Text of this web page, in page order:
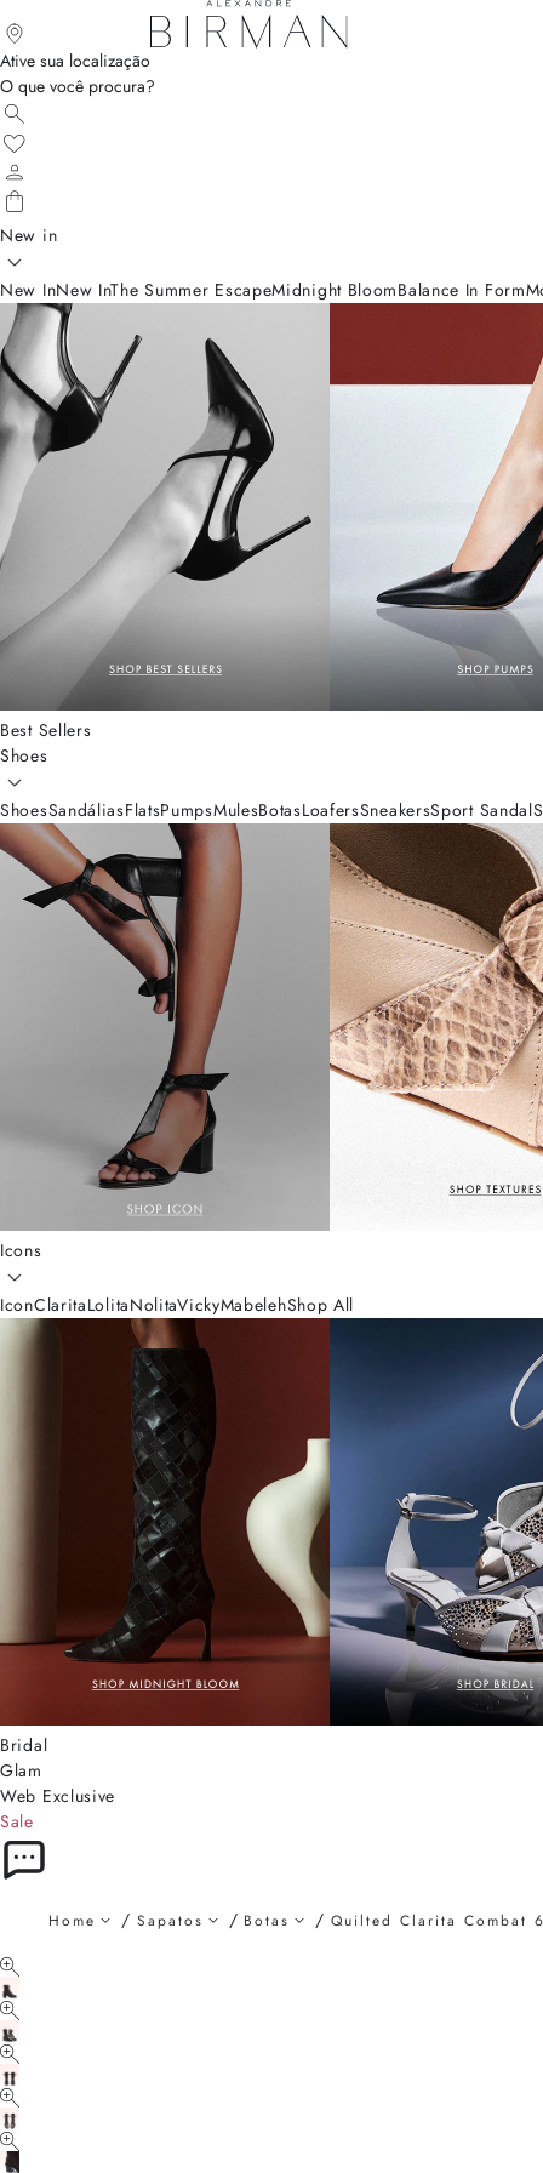
Ative sua localização
O que você procura?
New in
New InNew InThe Summer EscapeMidnight BloomBalance In Form
Best Sellers
Shoes
ShoesSandáliasFlatsPumpsMulesBotasLoafersSneakersSport Sandal
Icons
IconClaritaLolitaNolitaVickyMabelehShop All
Bridal
Glam
Web Exclusive
Sale
Home Sapatos Botas Quilted Clarita Combat